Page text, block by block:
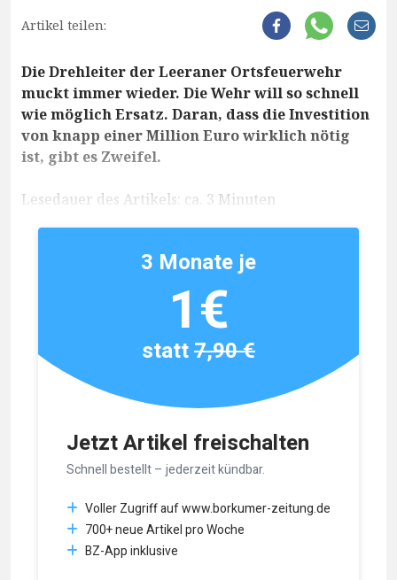
Artikel teilen:
Die Drehleiter der Leeraner Ortsfeuerwehr
muckt immer wieder. Die Wehr will so schnell
wie möglich Ersatz. Daran, dass die Investition
von knapp einer Million Euro wirklich nötig
ist, gibt es Zweifel.
Lesedauer des Artikels: ca. 3 Minuten
Jetzt Artikel freischalten
Schnell bestellt – jederzeit kündbar.
Voller Zugriff auf www.borkumer-zeitung.de
700+ neue Artikel pro Woche
BZ-App inklusive
3 Monate je
1€
statt7,90 €